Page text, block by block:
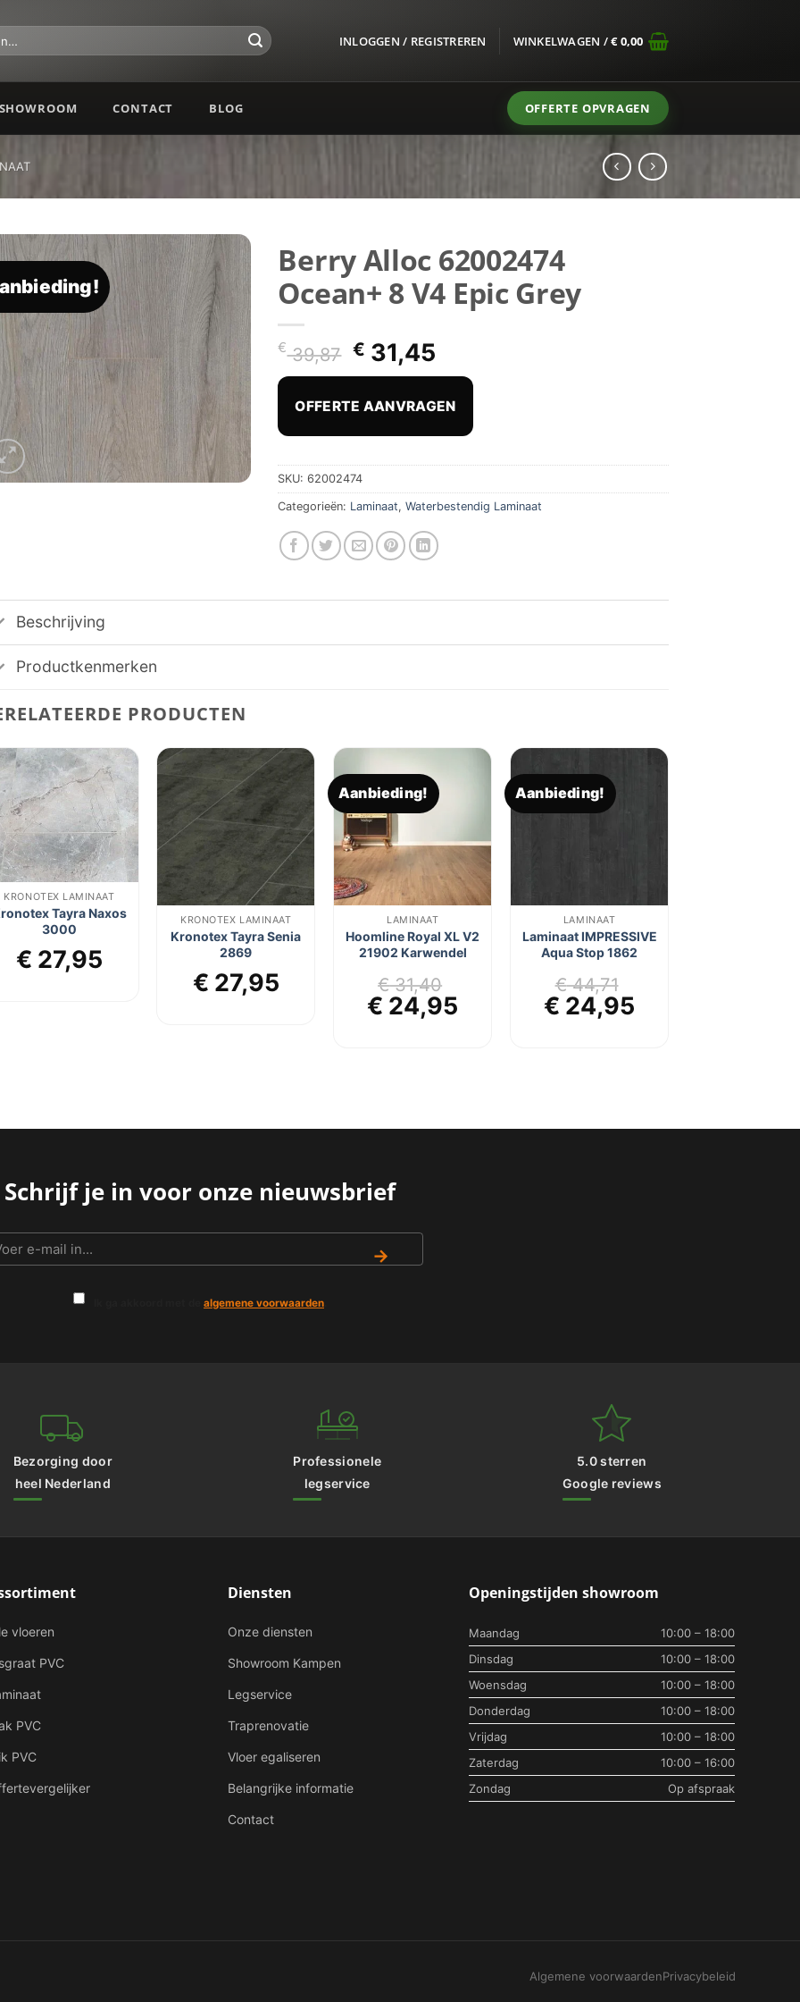
INLOGGEN / REGISTREREN WINKELWAGEN /€0,00
SHOWROOM CONTACT BLOG OFFERTE OPVRAGEN
Toevoegen
aan
verlanglijst
Berry Alloc 62002474
Ocean+ 8 V4 Epic Grey
€39,87 Oorspronkelijke
prijs
was:
€ 39,87.
€ 31,45Huidige
prijs
is:
€ 31,45.
OFFERTE AANVRAGEN
SKU:62002474
Categorieën: Laminaat,Waterbestendig Laminaat
Beschrijving
Productkenmerken
PRODUCTEN
Toevoegen
aan
verlanglijst
KRONOTEX LAMINAAT
Tayra Naxos
3000
€ 27,95
Toevoegen
verlanglijst
KRONOTEX LAMINAAT
Kronotex Tayra Senia
2869
€ 27,95
Aanbieding!Toevoegen
LAMINAAT
Hoomline Royal XL V2
21902 Karwendel
€31,40
Oorspronkelijke
prijs
€ 24,95 Huidige
Aanbieding!Toevoegen
LAMINAAT
Laminaat IMPRESSIVE
Aqua Stop 1862
€44,71
Oorspronkelijke
prijs
€ 24,95
Schrijf je in voor onze nieuwsbrief
→
algemene voorwaarden
Bezorging door
heel Nederland
Professionele
legservice
5.0 sterren
Google reviews
vloeren
PVC
PVC
PVC
Diensten
Onze diensten
Showroom Kampen
Legservice
Traprenovatie
Vloer egaliseren
Belangrijke informatie
Contact
Openingstijden showroom
Maandag
10:00 – 18:00
Dinsdag
10:00 – 18:00
Woensdag
10:00 – 18:00
Donderdag
10:00 – 18:00
Vrijdag
10:00 – 18:00
Zaterdag
10:00 – 16:00
Zondag
Op afspraak
Algemene voorwaardenPrivacybeleid